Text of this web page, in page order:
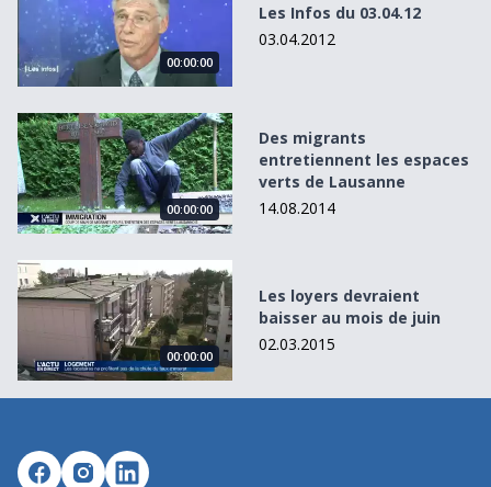
00:00:00
Les Infos du 03.04.12
03.04.2012
Des migrants entretiennent les espaces verts de
00:00:00
Des migrants
entretiennent les espaces
verts de Lausanne
14.08.2014
Les loyers devraient baisser au mois de juin
00:00:00
Les loyers devraient
baisser au mois de juin
02.03.2015